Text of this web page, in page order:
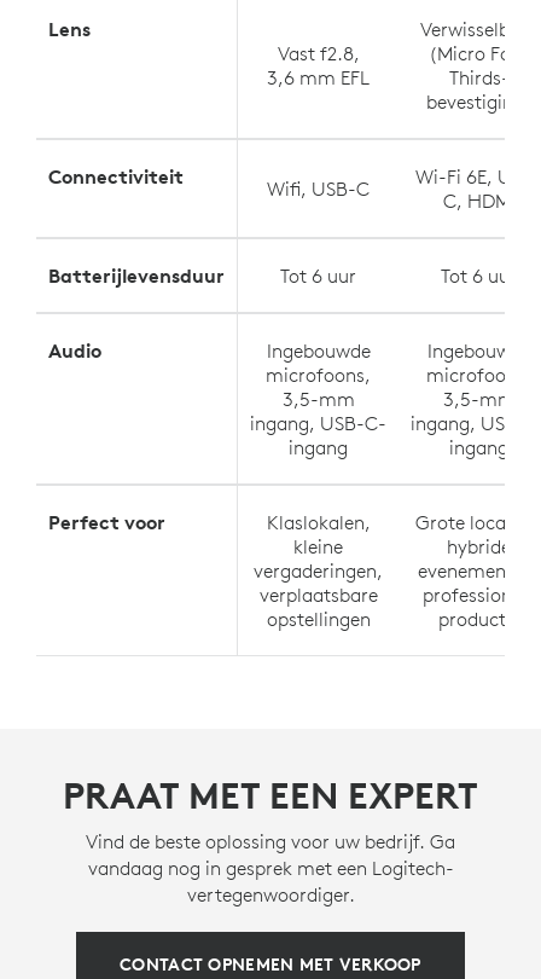
Lens
Vast f2.8,
3,6 mm EFL
Verwisselbaar
(Micro Four
Thirds-
bevestiging)
Connectiviteit Wifi, USB-C
Wi-Fi 6E, USB-
C, HDMI
Batterijlevensduur Tot 6 uur Tot 6 uur
Audio
Ingebouwde
microfoons,
3,5-mm
ingang, USB-C-
ingang
Ingebouwde
microfoons,
3,5-mm
ingang, USB-
ingang
Perfect voor
Klaslokalen,
kleine
vergaderingen,
verplaatsbare
opstellingen
Grote locaties,
hybride
evenementen,
professionele
productie
PRAAT MET EEN EXPERT
Vind de beste oplossing voor uw bedrijf. Ga
vandaag nog in gesprek met een Logitech-
vertegenwoordiger.
CONTACT OPNEMEN MET VERKOOP